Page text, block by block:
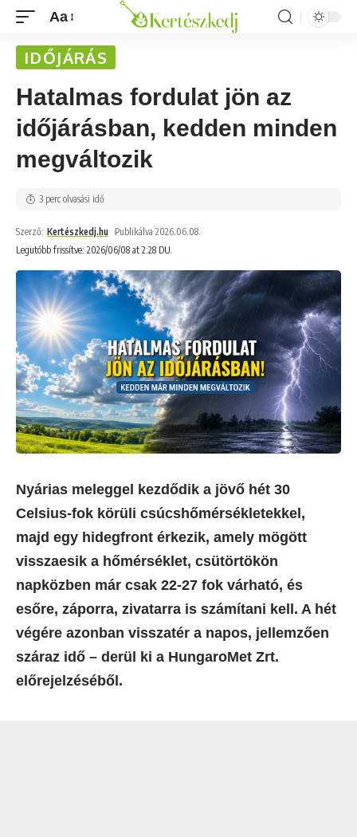
Aa
IDŐJÁRÁS
Hatalmas fordulat jön az
időjárásban, kedden minden
megváltozik
Legutóbb frissítve: 2026/06/08 at 2:28 DU.
Szerző: Kertészkedj.hu Publikálva 2026.06.08.
3 perc olvasási idő
Nyárias meleggel kezdődik a jövő hét 30
Celsius-fok körüli csúcshőmérsékletekkel,
majd egy hidegfront érkezik, amely mögött
visszaesik a hőmérséklet, csütörtökön
napközben már csak 22-27 fok várható, és
esőre, záporra, zivatarra is számítani kell. A hét
végére azonban visszatér a napos, jellemzően
száraz idő – derül ki a HungaroMet Zrt.
előrejelzéséből.